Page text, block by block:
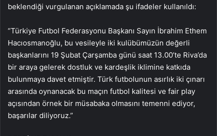
beklendiği vurgulanan açıklamada şu ifadeler kullanıldı:
“Türkiye Futbol Federasyonu Başkanı Sayın İbrahim Ethem
Hacıosmanoğlu, bu vesileyle iki kulübümüzün değerli
başkanlarını 19 Şubat Çarşamba günü saat 13.00’te Riva’da
bir araya gelerek dostluk ve kardeşlik iklimine katkıda
bulunmaya davet etmiştir. Türk futbolunun asırlık iki çınarı
arasında oynanacak bu maçın futbol kalitesi ve fair play
açısından örnek bir müsabaka olmasını temenni ediyor,
başarılar diliyoruz.”